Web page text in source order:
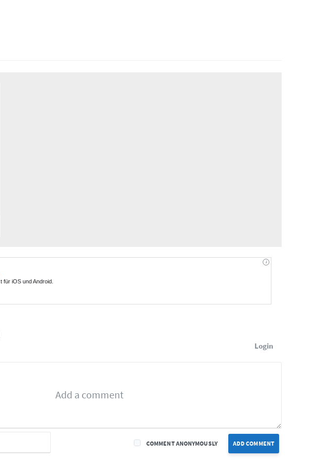
Login
ADD COMMENT
COMMENT ANONYMOUSLY